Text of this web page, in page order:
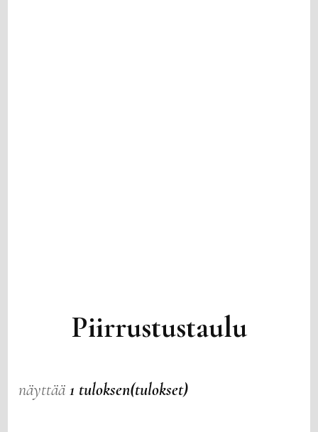
Piirrustustaulu
näyttää1 tuloksen(tulokset)